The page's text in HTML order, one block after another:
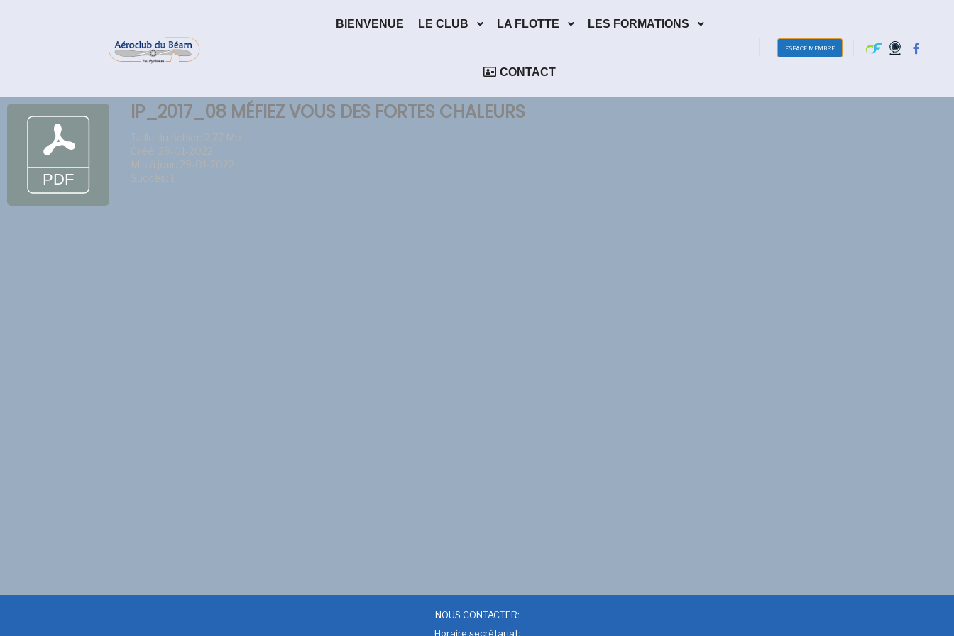
BIENVENUE LE CLUB LA FLOTTE LES FORMATIONS
CONTACT
ESPACE MEMBRE
IP_2017_08 MÉFIEZ VOUS DES FORTES CHALEURS
Taille du fichier: 2.77 Mo
Créé: 29-01-2022
Mis à jour: 29-01-2022
Succès: 1
NOUS CONTACTER:
Horaire secrétariat: